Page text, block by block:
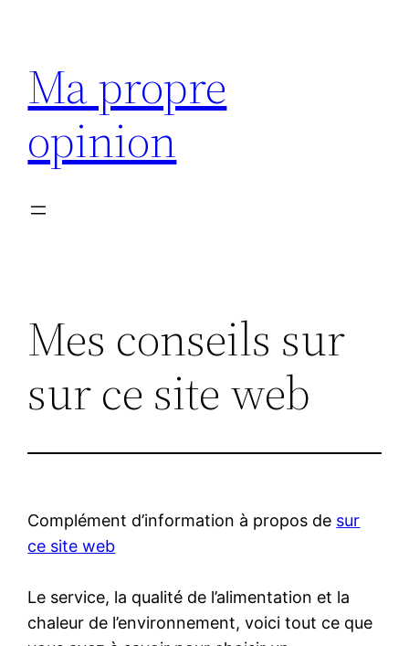
contenu
Ma propre
opinion
Mes conseils sur
sur ce site web
Complément d’information à propos de sur
ce site web
Le service, la qualité de l’alimentation et la
chaleur de l’environnement, voici tout ce que